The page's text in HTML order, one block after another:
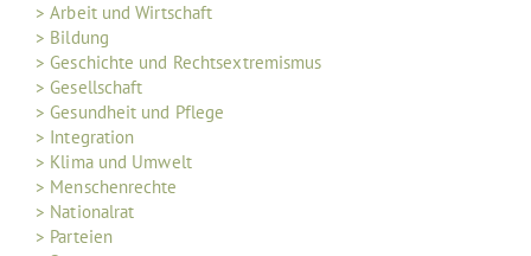
> Arbeit und Wirtschaft
> Bildung
> Geschichte und Rechtsextremismus
> Gesellschaft
> Gesundheit und Pflege
> Integration
> Klima und Umwelt
> Menschenrechte
> Nationalrat
> Parteien